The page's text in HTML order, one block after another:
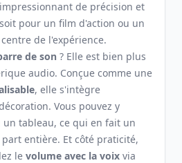
de précision et
pour un film d'action ou un
de l'expérience.
de son ? Elle est bien plus
audio. Conçue comme une
, elle s'intègre
Vous pouvez y
tableau, ce qui en fait un
entière. Et côté praticité,
le volume avec la voix via